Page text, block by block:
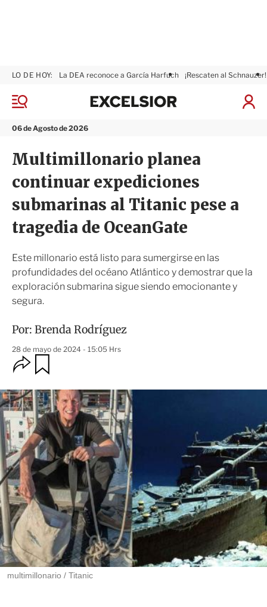
M
n
06 de Agosto de 2026
LO DE HOY: La DEA reconoce a García Harfuch ¡Rescaten al Schnauzer!
I
x
i
r
Multimillonario planea
continuar expediciones
submarinas al Titanic pese a
tragedia de OceanGate
Este millonario está listo para sumergirse en las
profundidades del océano Atlántico y demostrar que la
exploración submarina sigue siendo emocionante y
segura.
Por: Brenda Rodríguez
28 de mayo de 2024 - 15:05 Hrs
O
p
i
o
n
e
s
d
e
c
o
m
p
a
r
t
i
r
r
d
a
r
multimillonario / Titanic